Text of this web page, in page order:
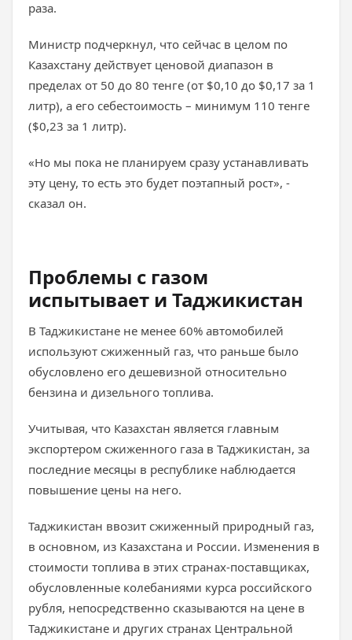
раза.
Министр подчеркнул, что сейчас в целом по
Казахстану действует ценовой диапазон в
пределах от 50 до 80 тенге (от $0,10 до $0,17 за 1
литр), а его себестоимость – минимум 110 тенге
($0,23 за 1 литр).
«Но мы пока не планируем сразу устанавливать
эту цену, то есть это будет поэтапный рост», -
сказал он.
Проблемы с газом
испытывает и Таджикистан
В Таджикистане не менее 60% автомобилей
используют сжиженный газ, что раньше было
обусловлено его дешевизной относительно
бензина и дизельного топлива.
Учитывая, что Казахстан является главным
экспортером сжиженного газа в Таджикистан, за
последние месяцы в республике наблюдается
повышение цены на него.
Таджикистан ввозит сжиженный природный газ,
в основном, из Казахстана и России. Изменения в
стоимости топлива в этих странах-поставщиках,
обусловленные колебаниями курса российского
рубля, непосредственно сказываются на цене в
Таджикистане и других странах Центральной